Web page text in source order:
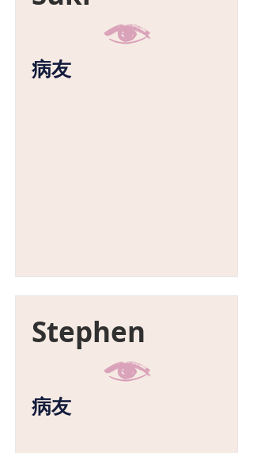
病友
Stephen
病友